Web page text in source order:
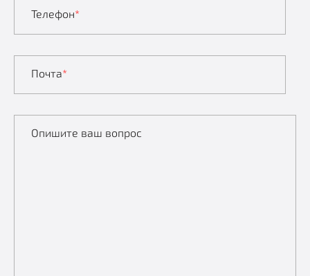
Телефон*
Почта*
Опишите ваш вопрос